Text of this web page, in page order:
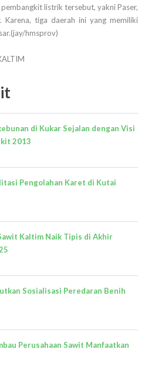
listrik tersebut, yakni Paser,
Karena, tiga daerah ini yang memiliki
hmsprov)
di Kukar Sejalan dengan Visi
2013
Pengolahan Karet di Kutai
Kaltim Naik Tipis di Akhir
Sosialisasi Peredaran Benih
Perusahaan Sawit Manfaatkan